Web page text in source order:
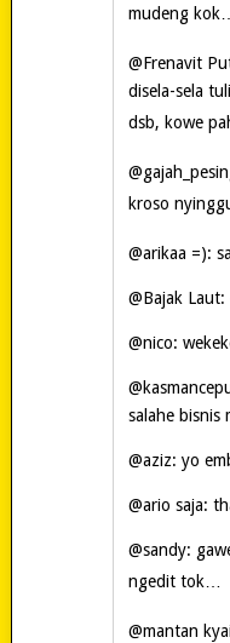
mudeng
@Frenavit
disela-sela
dsb, kowe
kroso
@arikaa =):
@Bajak
@nico:
salahe bisnis
@aziz: yo
@ario saja:
@sandy:
ngedit tok…
@mantan